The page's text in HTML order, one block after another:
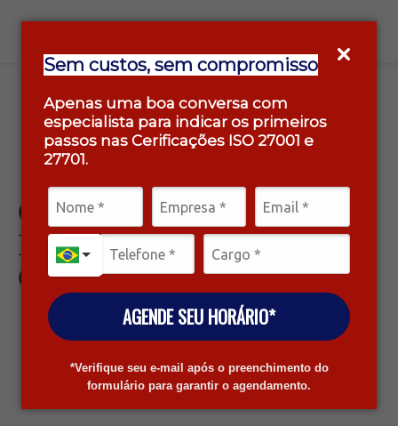
Sem custos, sem compromisso
Apenas uma boa conversa com
especialista para indicar os primeiros
passos nas Cerificações ISO 27001 e
27701.
AGENDE SEU HORÁRIO*
*Verifique seu e-mail após o preenchimento do
formulário para garantir o agendamento.
CONSULTORIA PARA
EXECUTIVOS E
CONSELHEIROS